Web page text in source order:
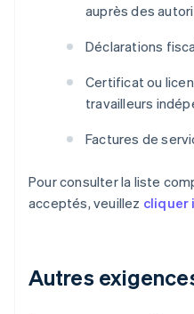
auprès des
Déclarations
Certificat ou
travailleurs
Factures de
Pour consulter la liste
acceptés, veuillez cliquer
Autres